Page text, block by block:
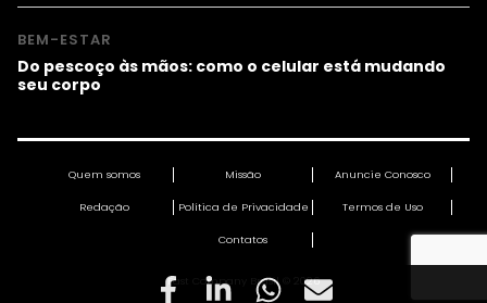
BEM-ESTAR
Do pescoço às mãos: como o celular está mudando
seu corpo
Quem somos Missão Anuncie Conosco
Redação Política de Privacidade Termos de Uso
Contatos
Fast Company Brasil © 2026